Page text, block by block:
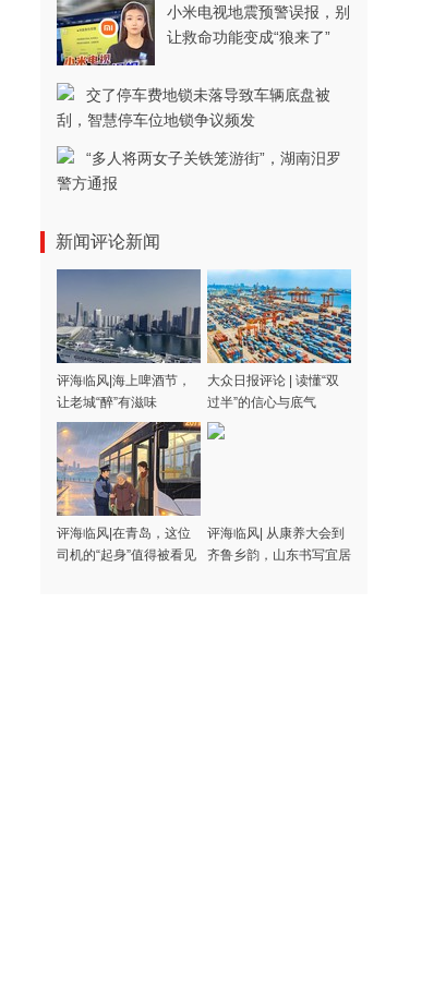
小米电视地震预警误报，别
让救命功能变成“狼来了”
交了停车费地锁未落导致车辆底盘被
刮，智慧停车位地锁争议频发
“多人将两女子关铁笼游街”，湖南汨罗
警方通报
新闻评论新闻
评海临风|海上啤酒节，
让老城“醉”有滋味
大众日报评论 | 读懂“双
过半”的信心与底气
评海临风|在青岛，这位
司机的“起身”值得被看见
评海临风| 从康养大会到
齐鲁乡韵，山东书写宜居